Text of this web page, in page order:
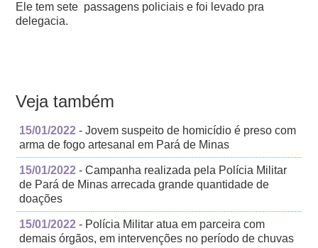
Ele tem sete passagens policiais e foi levado pra
delegacia.
Veja também
15/01/2022 - Jovem suspeito de homicídio é preso com
arma de fogo artesanal em Pará de Minas
15/01/2022 - Campanha realizada pela Polícia Militar
de Pará de Minas arrecada grande quantidade de
doações
15/01/2022 - Polícia Militar atua em parceira com
demais órgãos, em intervenções no período de chuvas